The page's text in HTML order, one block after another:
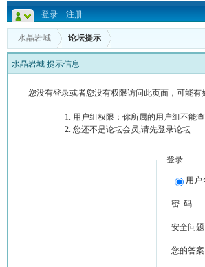
登录 注册
水晶岩城 论坛提示
水晶岩城 提示信息
您没有登录或者您没有权限访问此页面，可能有
用户组权限：你所属的用户组不能
您还不是论坛会员,请先登录论坛
登录
用户
密 码
安全问题
您的答案